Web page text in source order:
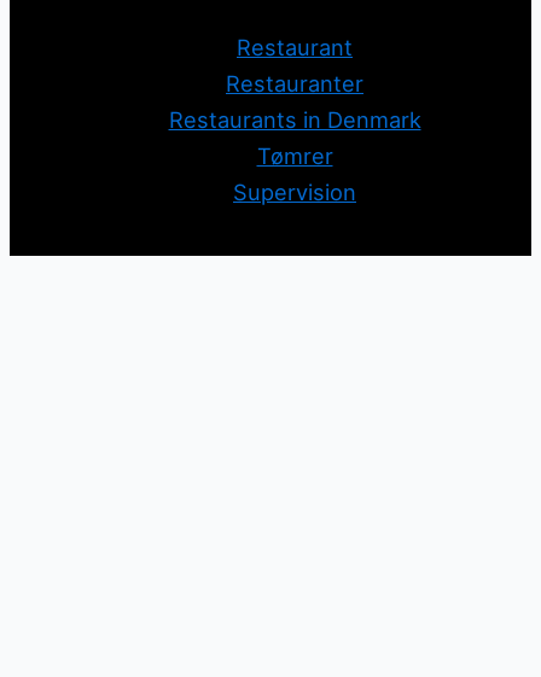
Restaurant
Restauranter
Restaurants in Denmark
Tømrer
Supervision